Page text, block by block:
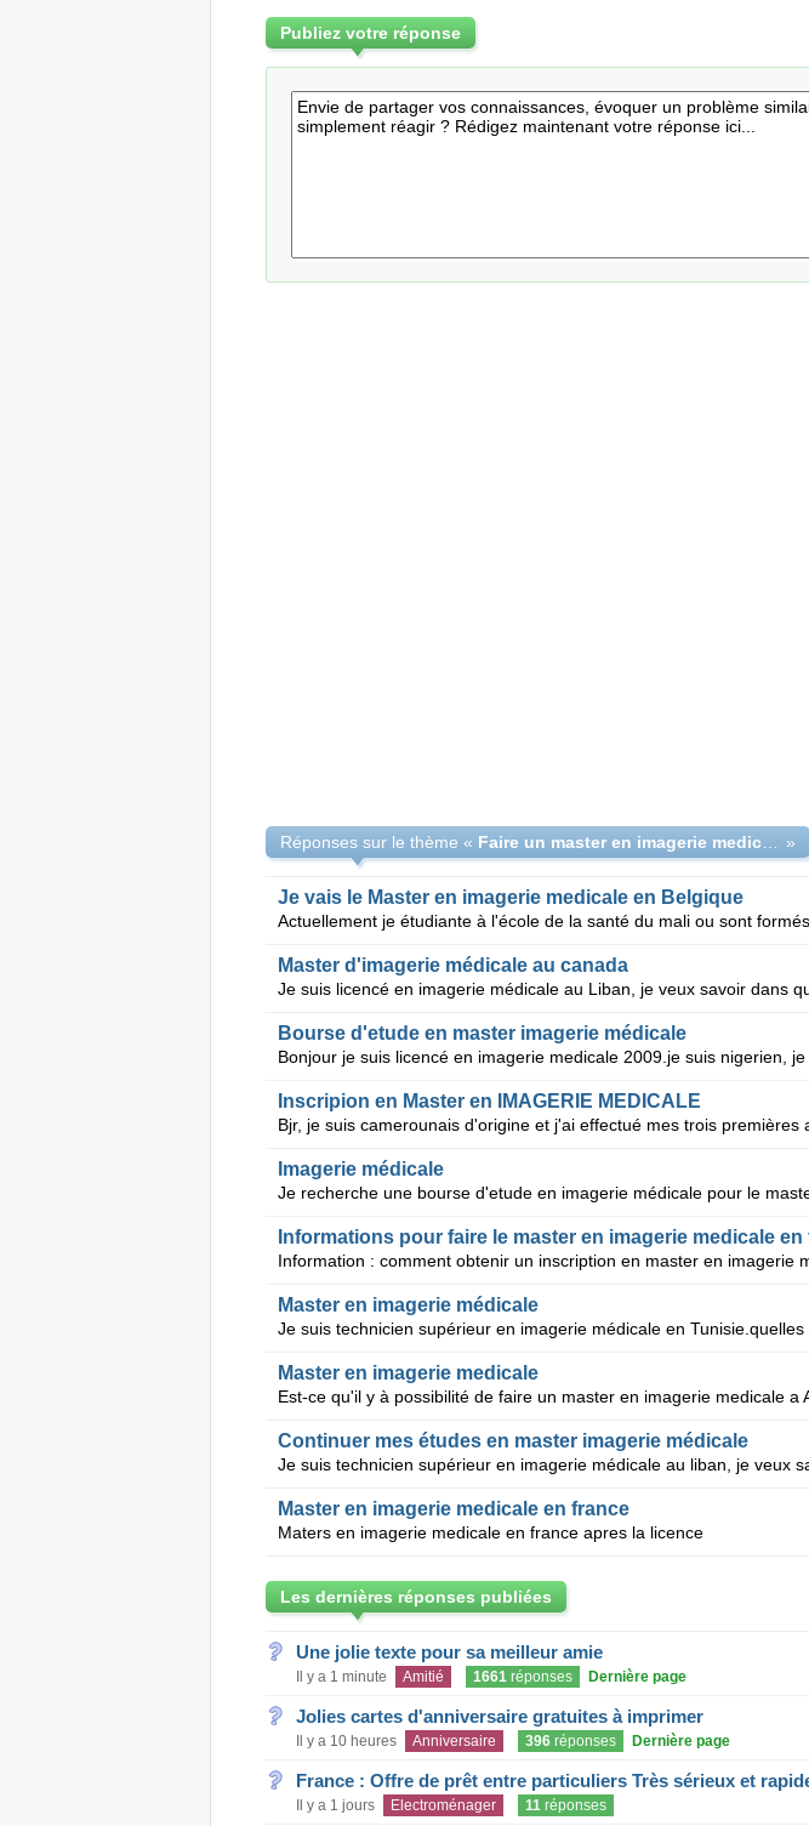
Publiez votre réponse
Réponses sur le thème « Faire un master en imagerie medicale en Belgique »
Je vais le Master en imagerie medicale en Belgique
Master d'imagerie médicale au canada
Bourse d'etude en master imagerie médicale
Inscripion en Master en IMAGERIE MEDICALE
Imagerie médicale
Je recherche une bourse d'etude en imagerie médicale pour le
Informations pour faire le master en imagerie medicale en
Master en imagerie médicale
Master en imagerie medicale
Continuer mes études en master imagerie médicale
Master en imagerie medicale en france
Maters en imagerie medicale en france apres la licence
Les dernières réponses publiées
Une jolie texte pour sa meilleur amie
Il y a 1 minute Amitié 1661réponses Dernière page
Jolies cartes d'anniversaire gratuites à imprimer
Il y a 10 heures Anniversaire 396réponses Dernière page
France : Offre de prêt entre particuliers Très sérieux et
Il y a 1 jours Electroménager 11réponses